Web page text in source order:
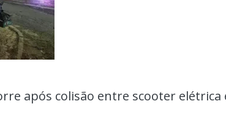
após colisão entre scooter elétrica